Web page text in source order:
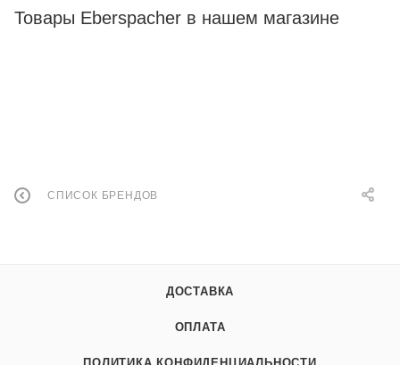
Товары Eberspacher в нашем магазине
СПИСОК БРЕНДОВ
ДОСТАВКА
ОПЛАТА